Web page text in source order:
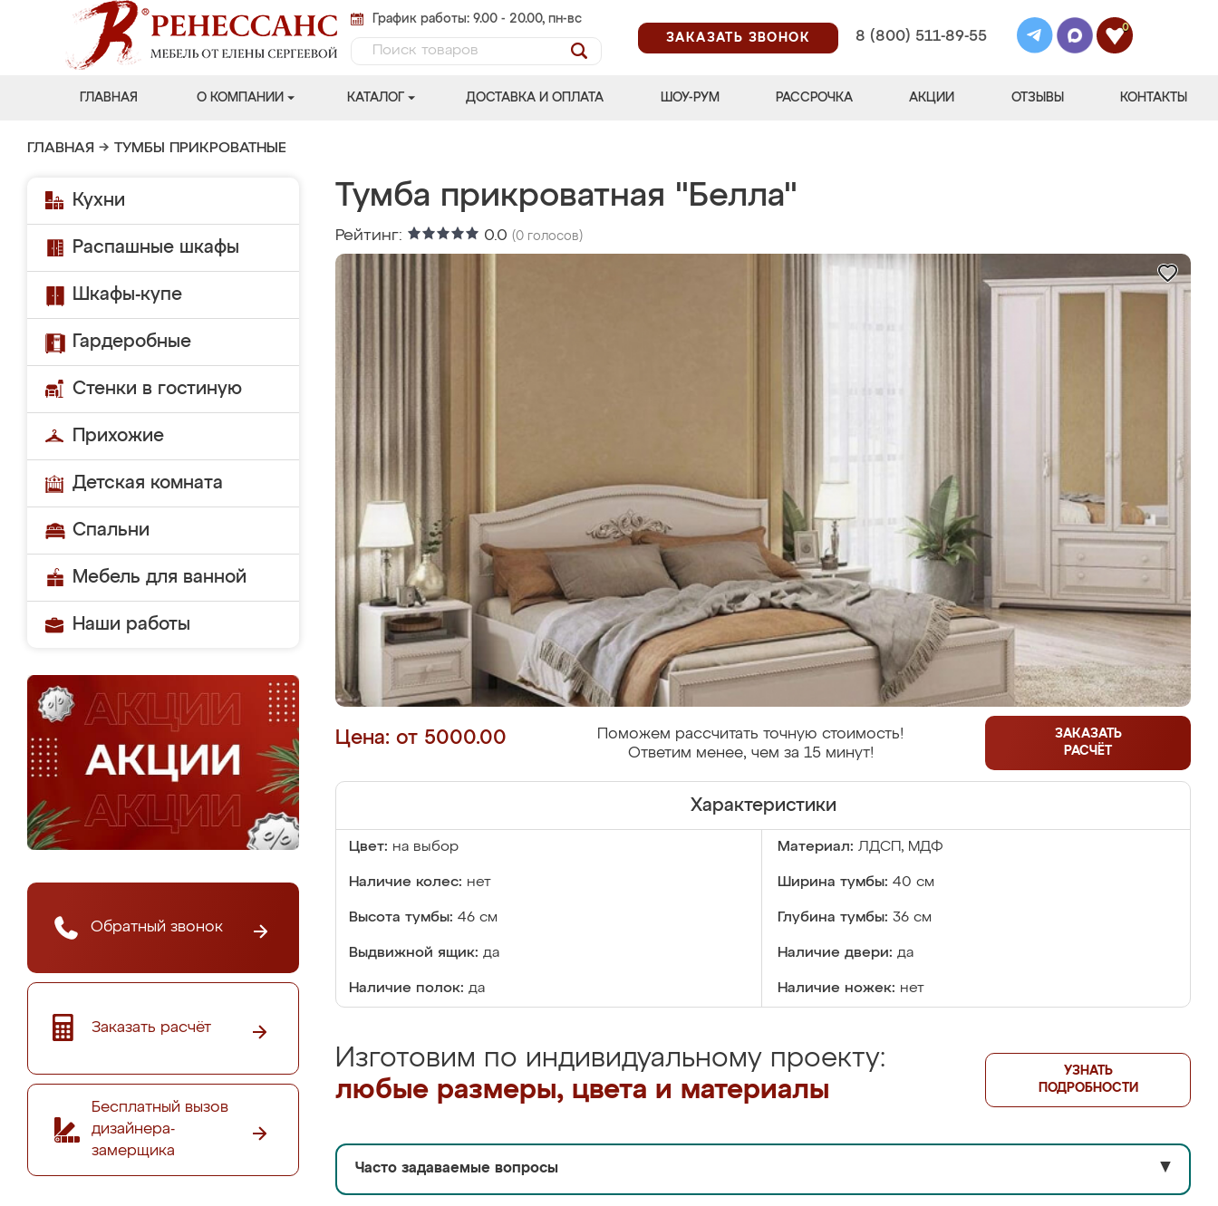
График работы: 9.00 - 20.00, пн-вс
ЗАКАЗАТЬ ЗВОНОК
8 (800) 511-89-55
0
ГЛАВНАЯ О КОМПАНИИ КАТАЛОГ ДОСТАВКА И ОПЛАТА ШОУ-РУМ РАССРОЧКА АКЦИИ ОТЗЫВЫ КОНТАКТЫ
ГЛАВНАЯ → ТУМБЫ ПРИКРОВАТНЫЕ
Кухни
Распашные шкафы
Шкафы-купе
Гардеробные
Стенки в гостиную
Прихожие
Детская комната
Спальни
Мебель для ванной
Наши работы
Обратный звонок
Заказать расчёт
Бесплатный вызов
дизайнера-
замерщика
Тумба прикроватная "Белла"
Рейтинг: 0.0 (0 голосов)
Цена: от 5000.00
Поможем рассчитать точную стоимость!
Ответим менее, чем за 15 минут!
ЗАКАЗАТЬ
РАСЧЁТ
Характеристики
Цвет: на выбор Материал: ЛДСП, МДФ
Наличие колес: нет Ширина тумбы: 40 см
Высота тумбы: 46 см Глубина тумбы: 36 см
Выдвижной ящик: да Наличие двери: да
Наличие полок: да Наличие ножек: нет
Изготовим по индивидуальному проекту:
любые размеры, цвета и материалы
УЗНАТЬ
ПОДРОБНОСТИ
Часто задаваемые вопросы ▼